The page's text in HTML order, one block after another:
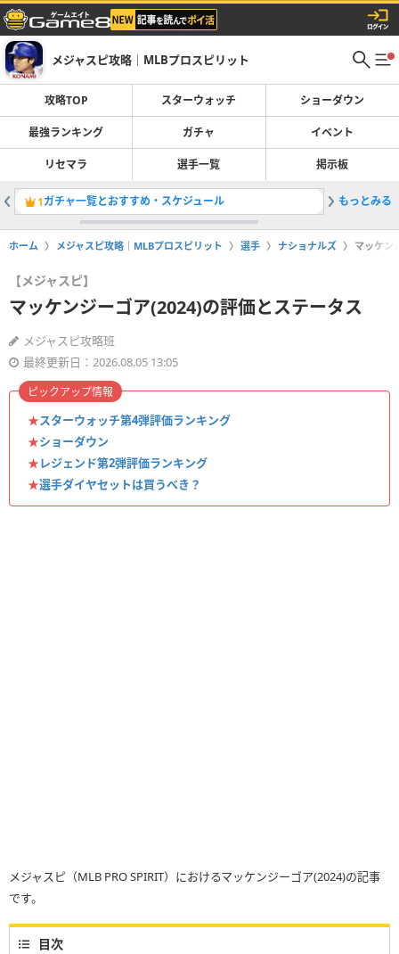
メジャスピ攻略｜MLBプロスピリット
攻略TOP スターウォッチ ショーダウン
最強ランキング ガチャ イベント
リセマラ 選手一覧 掲示板
1ガチャ一覧とおすすめ・スケジュール 2セカン
もっとみる
ホーム メジャスピ攻略｜MLBプロスピリット 選手 ナショナルズ マッケン
【メジャスピ】
マッケンジーゴア(2024)の評価とステータス
メジャスピ攻略班
最終更新日：2026.08.05 13:05
★スターウォッチ第4弾評価ランキング
★ショーダウン
★レジェンド第2弾評価ランキング
★選手ダイヤセットは買うべき？
ピックアップ情報
メジャスピ（MLB PRO SPIRIT）におけるマッケンジーゴア(2024)の記事
です。
目次